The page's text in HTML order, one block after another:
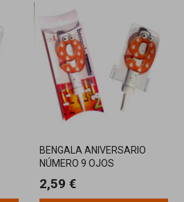
BENGALA ANIVERSARIO
NÚMERO 9 OJOS
2,59 €